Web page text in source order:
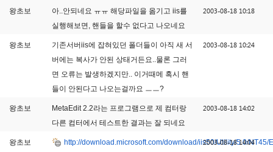
왕초보
아..안되네요 ㅠㅠ 해당파일을 옮기고 iis를
실행해보면, 핸들을 할수 없다고 나오네요
2003-08-18 10:18
왕초보
기존서버iis에 잡혀있던 폴더들이 아직 새 서
버에는 복사가 안된 상태거든요..물론 그러
면 오류는 발생하겠지만.. 이거때메 혹시 핸
들이 안된다고 나오는걸까요 ㅡㅡ?
2003-08-18 10:24
왕초보
MetaEdit 2.2라는 프로그램으로 제 컴터랑
다른 컴터에서 테스트한 결과는 잘 되네요
2003-08-18 14:02
왕초보
http://download.microsoft.com/download/iis50/Utility/5.0/NT45/
2003-08-18 14:04